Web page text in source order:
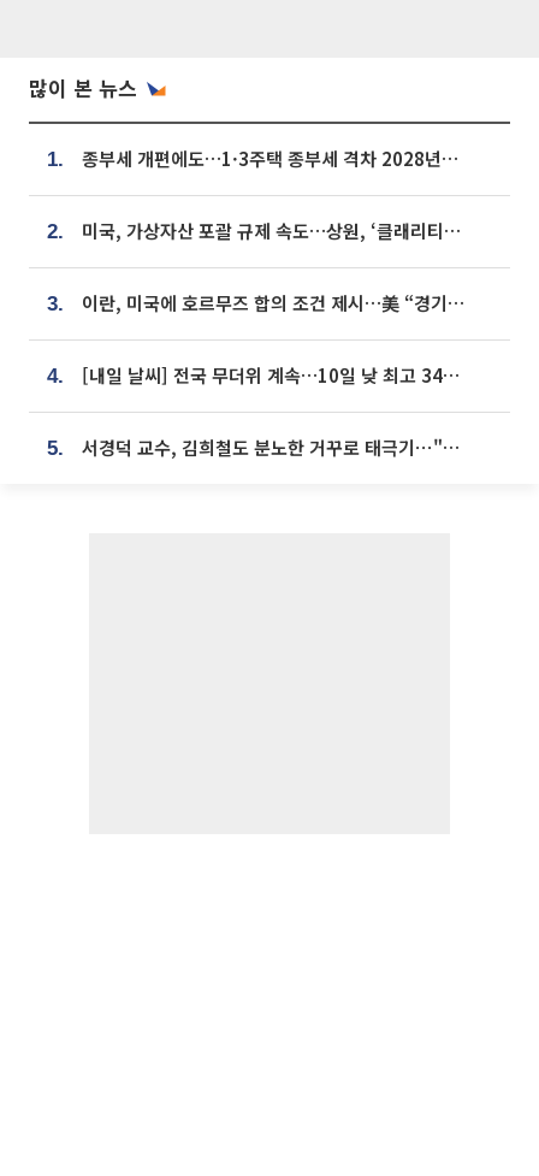
많이 본 뉴스
1. 종부세 개편에도…1·3주택 종부세 격차 2028년부터 확대
2. 미국, 가상자산 포괄 규제 속도…상원, ‘클래리티법’ 9월 절차투표 추진
3. 이란, 미국에 호르무즈 합의 조건 제시…美 “경기 아직 안 끝나” [종합]
4. [내일 날씨] 전국 무더위 계속…10일 낮 최고 34도 육박
5. 서경덕 교수, 김희철도 분노한 거꾸로 태극기⋯"엉터리는 아냐, 아쉬울 뿐"